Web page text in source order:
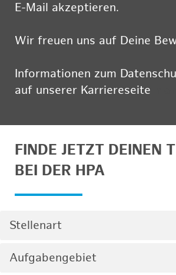
E-Mail akzeptieren.
Wir freuen uns auf Deine
Informationen zum
auf unserer Karriereseite
FINDE JETZT DEINEN
BEI DER HPA
Stellenart
Aufgabengebiet